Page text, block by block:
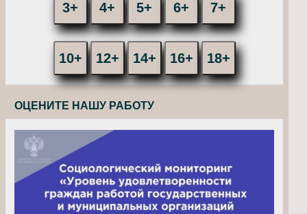
3+ 4+ 5+ 6+ 7+
10+ 12+ 14+ 16+ 18+
ОЦЕНИТЕ НАШУ РАБОТУ